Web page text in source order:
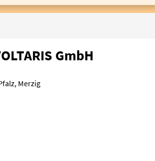
GmbH
Merzig